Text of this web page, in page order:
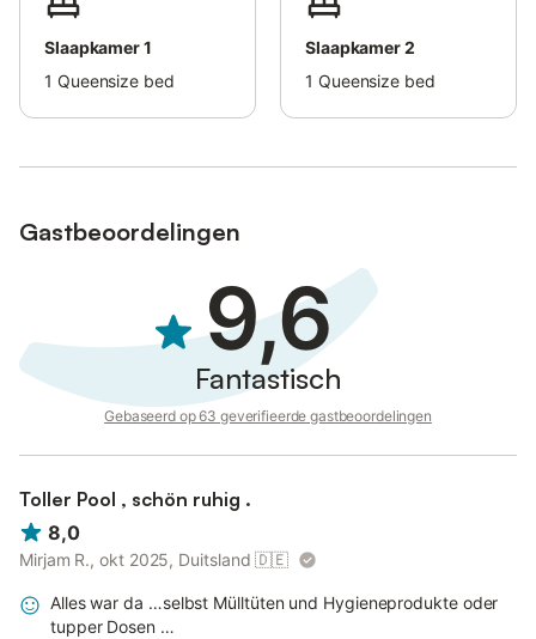
Slaapkamer 1
1 Queensize bed
Slaapkamer 2
1 Queensize bed
Gastbeoordelingen
9,6
Fantastisch
Gebaseerd op 63 geverifieerde gastbeoordelingen
Toller Pool , schön ruhig .
8,0
Mirjam R., okt 2025, Duitsland 🇩🇪
Alles war da …selbst Mülltüten und Hygieneprodukte oder
tupper Dosen …